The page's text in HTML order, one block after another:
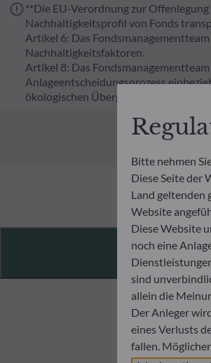
**Die EU-Verordnung zur
Nachhaltigkeitsprofil von Fonds
Artikel 6: Das
Nachhaltigkeitsfaktoren.
Artikel 8: Das
Anlageentscheidungsprozess
ökologischen Übergangs beiträgt,
Bitte nehmen
Diese Seite der
Land geltenden
Website
Diese Website
noch eine
sind
allein die
Der Anleger
eines Verlusts
fallen.